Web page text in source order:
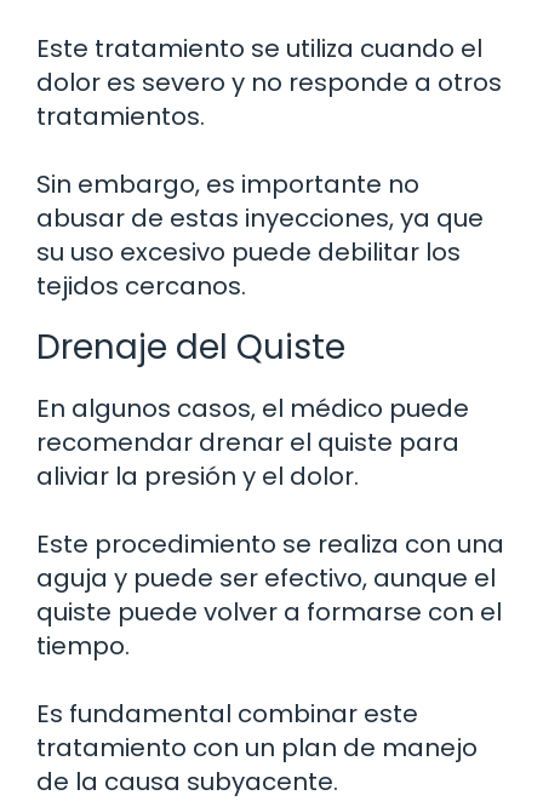
Este tratamiento se utiliza cuando el
dolor es severo y no responde a otros
tratamientos.
Sin embargo, es importante no
abusar de estas inyecciones, ya que
su uso excesivo puede debilitar los
tejidos cercanos.
Drenaje del Quiste
En algunos casos, el médico puede
recomendar drenar el quiste para
aliviar la presión y el dolor.
Este procedimiento se realiza con una
aguja y puede ser efectivo, aunque el
quiste puede volver a formarse con el
tiempo.
Es fundamental combinar este
tratamiento con un plan de manejo
de la causa subyacente.